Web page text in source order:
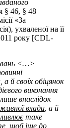
§ 46, § 48
«За
ухваленої на її
року [CDL-
<…>
й своїх обіцянок
виконання
внаслідок
влади , а й
таке
щоб іще до